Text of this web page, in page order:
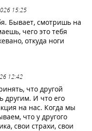
15:25
Бывает, смотришь на
чего это тебя
откуда ноги
12:42
что другой
другим. И что его
на нас. Когда мы
что у другого
свои страхи, свои